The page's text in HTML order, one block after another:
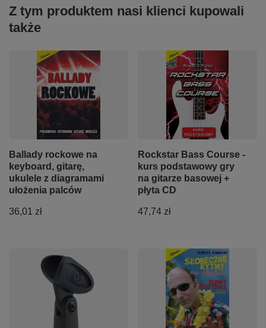
Z tym produktem nasi klienci kupowali
także
Ballady rockowe na
keyboard, gitarę,
ukulele z diagramami
ułożenia palców
36,01 zł
Rockstar Bass Course -
kurs podstawowy gry
na gitarze basowej +
płyta CD
47,74 zł